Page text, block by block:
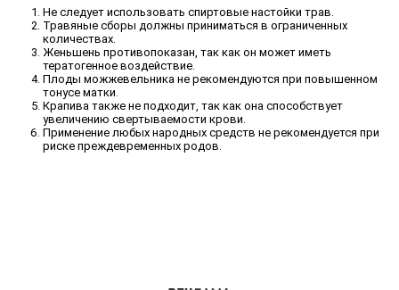
Не следует использовать спиртовые настойки трав.
Травяные сборы должны приниматься в ограниченных
количествах.
Женьшень противопоказан, так как он может иметь
тератогенное воздействие.
Плоды можжевельника не рекомендуются при повышенном
тонусе матки.
Крапива также не подходит, так как она способствует
увеличению свертываемости крови.
Применение любых народных средств не рекомендуется при
риске преждевременных родов.